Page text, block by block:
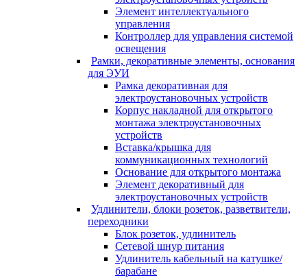
Элемент интеллектуального
управления
Контроллер для управления системой
освещения
Рамки, декоративные элементы, основания
для ЭУИ
Рамка декоративная для
электроустановочных устройств
Корпус накладной для открытого
монтажа электроустановочных
устройств
Вставка/крышка для
коммуникационных технологий
Основание для открытого монтажа
Элемент декоративный для
электроустановочных устройств
Удлинители, блоки розеток, разветвители,
переходники
Блок розеток, удлинитель
Сетевой шнур питания
Удлинитель кабельный на катушке/
барабане